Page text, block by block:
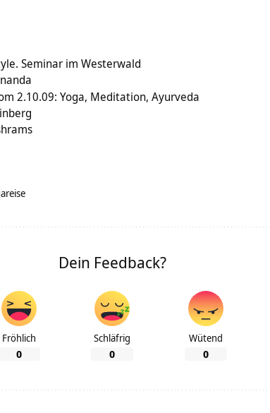
Seminar im Westerwald
2.10.09: Yoga, Meditation, Ayurveda
Dein Feedback?
Fröhlich
0
Schläfrig
0
Wütend
0